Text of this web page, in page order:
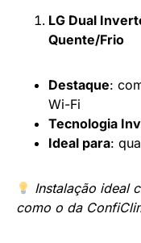
LG Dual
Quente/Frio
Destaque:
Wi-Fi
Tecnologia
Ideal para:
Instalação ideal
como o da